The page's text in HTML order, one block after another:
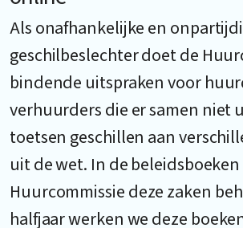
Als onafhankelijke en
geschilbeslechter doet de
bindende uitspraken voor
verhuurders die er samen niet
toetsen geschillen aan
uit de wet. In de
Huurcommissie deze zaken
halfjaar werken we deze